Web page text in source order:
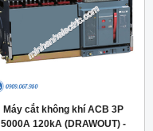
Máy cắt không khí ACB 3P
5000A 120kA (DRAWOUT) -